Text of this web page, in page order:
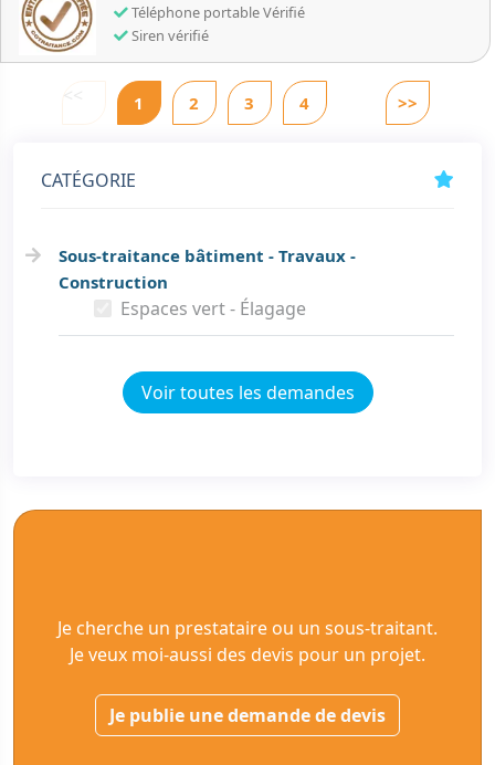
Téléphone portable Vérifié
Siren vérifié
1 2 3 4 >>
CATÉGORIE
Sous-traitance bâtiment - Travaux -
Construction
Espaces vert - Élagage
Voir toutes les demandes
Je cherche un prestataire ou un sous-traitant.
Je veux moi-aussi des devis pour un projet.
Je publie une demande de devis